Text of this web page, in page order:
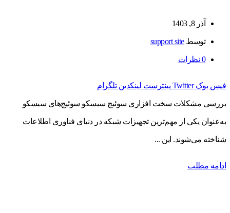
آذر 8, 1403
توسطsupport site
0 نظرات
فیس بوک Twitter پینترست لینکدین تلگرام
بررسی مشکلات سخت افزاری سوئیچ سیسکو سوئیچ‌های سیسکو
به‌عنوان یکی از مهم‌ترین تجهیزات شبکه در دنیای فناوری اطلاعات
شناخته می‌شوند. این ...
ادامه مطلب